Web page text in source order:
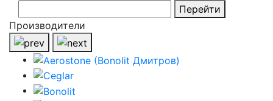
Перейти
Производители